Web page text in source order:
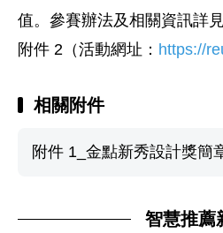
值。參賽辦法及相關資訊詳
附件 2（活動網址： https://
相關附件
附件 1_金點新秀設計獎簡
智慧推薦